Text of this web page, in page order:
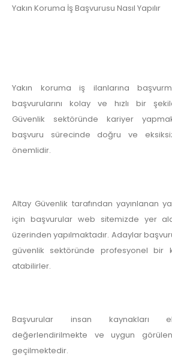
Yakın Koruma İş Başvurusu Nasıl Yapılır
Yakın koruma iş ilanlarına
başvurularını kolay ve hızlı bir
Güvenlik sektöründe kariyer
başvuru sürecinde doğru ve
önemlidir.
Altay Güvenlik tarafından yayınlanan
için başvurular web sitemizde yer
üzerinden yapılmaktadır. Adaylar
güvenlik sektöründe profesyonel bir
atabilirler.
Başvurular insan kaynakları
değerlendirilmekte ve uygun
geçilmektedir.